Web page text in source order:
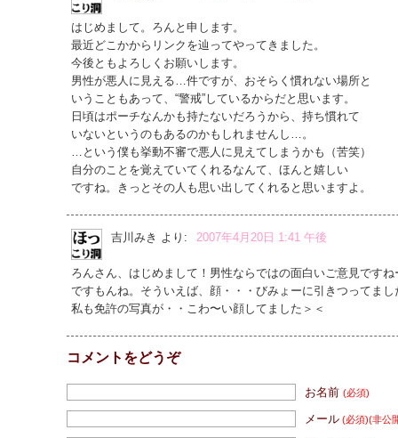
はじめまして。ろんと申します。
最近どこかからリンクを辿ってやってきました。
今後ともよろしくお願いします。
男性が悪人に見える…件ですが、おそらく慣れない場所と
いうこともあって、“警戒”しているからだと思います。
日頃はポーチなんかも持たないだろうから、持ち慣れて
いないというのもあるのかもしれませんし…。
…という僕も挙動不審で悪人に見えてしまうかも（苦笑）
自分のことを覚えていてくれるなんて、ほんと嬉しい
ですね。きっとその人も思い出してくれると思いますよ。
吉川みき より: 2007年4月20日 1:41 午後
ろんさん、はじめまして！男性ならではの面白いご意見です
ですもんね。そういえば、顔・・・びみょーに引きつってま
私も免許の写真が・・こわ〜い顔してました＞＜
コメントをどうぞ
お名前 (必須)
メール (必須)(非公